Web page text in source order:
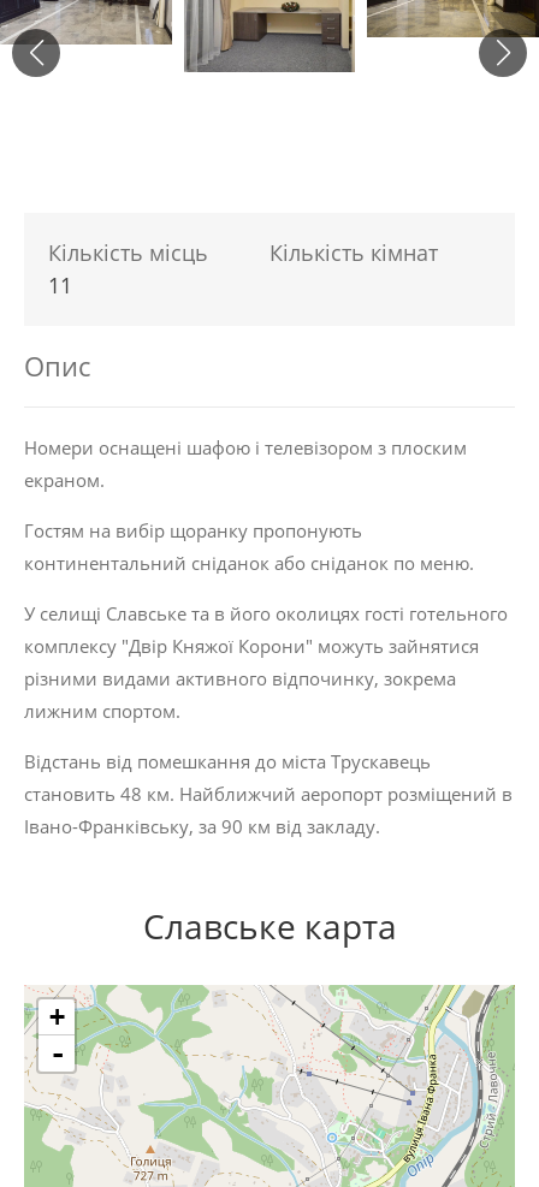
Кількість місць
11
Кількість кімнат
Опис
Номери оснащені шафою і телевізором з плоским
екраном.
Гостям на вибір щоранку пропонують
континентальний сніданок або сніданок по меню.
У селищі Славське та в його околицях гості готельного
комплексу "Двір Княжої Корони" можуть зайнятися
різними видами активного відпочинку, зокрема
лижним спортом.
Відстань від помешкання до міста Трускавець
становить 48 км. Найближчий аеропорт розміщений в
Івано-Франківську, за 90 км від закладу.
Славське карта
+
-